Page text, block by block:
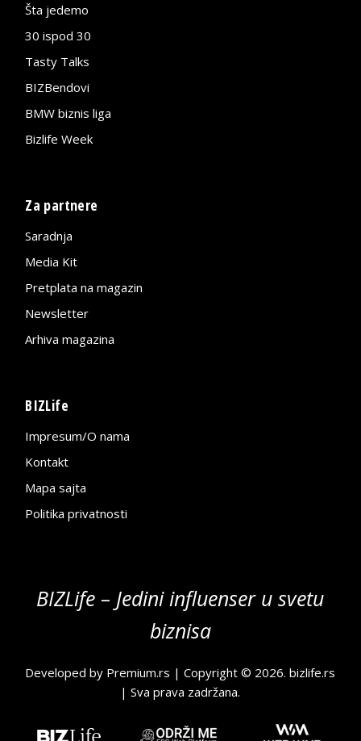
Šta jedemo
30 ispod 30
Tasty Talks
BIZBendovi
BMW biznis liga
Bizlife Week
Za partnere
Saradnja
Media Kit
Pretplata na magazin
Newsletter
Arhiva magazina
BIZLife
Impresum/O nama
Kontakt
Mapa sajta
Politika privatnosti
BIZLife – Jedini influenser u svetu
biznisa
Developed by Premium.rs | Copyright © 2026.bizlife.rs
| Sva prava zadržana.